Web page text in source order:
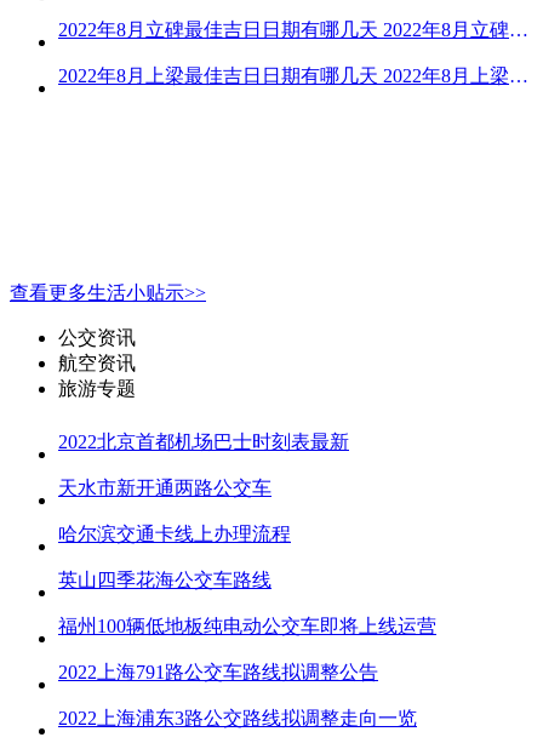
2022年8月立碑最佳吉日日期有哪几天 2022年8月立碑吉日查询
2022年8月上梁最佳吉日日期有哪几天 2022年8月上梁的黄道吉日
查看更多生活小贴示>>
公交资讯
航空资讯
旅游专题
2022北京首都机场巴士时刻表最新
天水市新开通两路公交车
哈尔滨交通卡线上办理流程
英山四季花海公交车路线
福州100辆低地板纯电动公交车即将上线运营
2022上海791路公交车路线拟调整公告
2022上海浦东3路公交路线拟调整走向一览